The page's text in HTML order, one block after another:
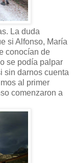
La duda
si Alfonso, María
conocían de
se podía palpar
sin darnos cuenta
al primer
comenzaron a